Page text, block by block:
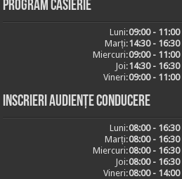
Program casierie
Luni:09:00 - 11:00
Marți:14:30 - 16:30
Miercuri:09:00 - 11:00
Joi:14:30 - 16:30
Vineri:09:00 - 11:00
Inscrieri audiențe conducere
Luni:08:00 - 16:30
Marți:08:00 - 16:30
Miercuri:08:00 - 16:30
Joi:08:00 - 16:30
Vineri:08:00 - 14:00